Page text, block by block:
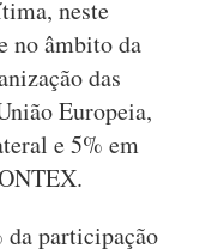
neste
no âmbito da
das
Europeia,
e 5% em
da participação